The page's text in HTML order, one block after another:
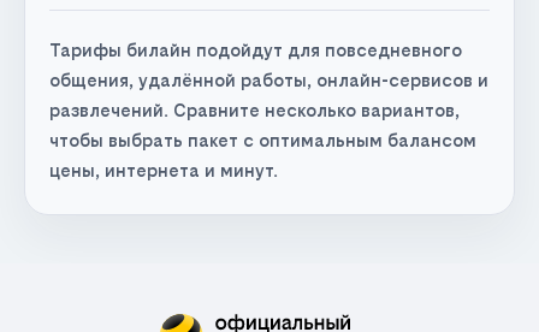
Тарифы билайн подойдут для повседневного
общения, удалённой работы, онлайн-сервисов и
развлечений. Сравните несколько вариантов,
чтобы выбрать пакет с оптимальным балансом
цены, интернета и минут.